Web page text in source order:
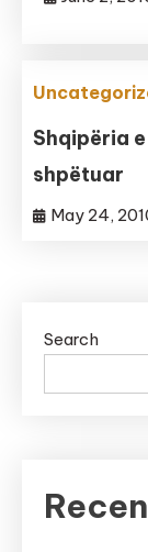
Shqipëria
shpëtuar
May 24,
Search